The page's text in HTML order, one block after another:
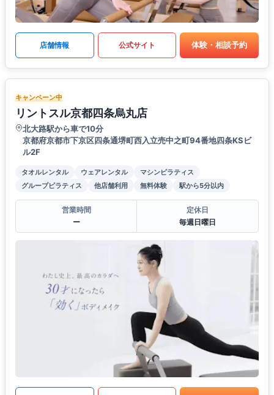
店舗情報 公式サイト 体験・相談予約
キャンペーン中
リントスル京都四条烏丸店
北大路駅から車で10分
京都府京都市下京区四条通堺町西入立売中之町94番地四条KSビ
ル2F
タオルレンタル ウェアレンタル
マシンピラティス
グループピラティス
他店舗利用 無料体験 駅から5分以内
営業時間
ー
定休日
毎週日曜日